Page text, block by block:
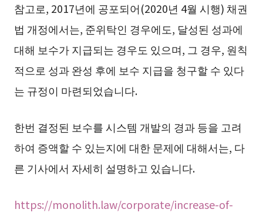
참고로, 2017년에 공포되어(2020년 4월 시행) 채권
법 개정에서는, 준위탁인 경우에도, 달성된 성과에
대해 보수가 지급되는 경우도 있으며, 그 경우, 원칙
적으로 성과 완성 후에 보수 지급을 청구할 수 있다
는 규정이 마련되었습니다.
한번 결정된 보수를 시스템 개발의 경과 등을 고려
하여 증액할 수 있는지에 대한 문제에 대해서는, 다
른 기사에서 자세히 설명하고 있습니다.
https://monolith.law/corporate/increase-of-